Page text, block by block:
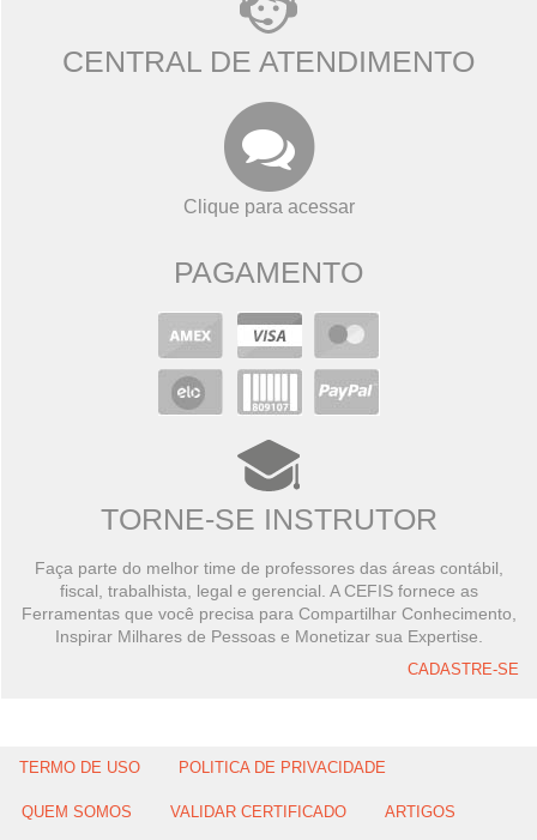
CENTRAL DE ATENDIMENTO
Clique para acessar
PAGAMENTO
TORNE-SE INSTRUTOR
Faça parte do melhor time de professores das áreas contábil,
fiscal, trabalhista, legal e gerencial. A CEFIS fornece as
Ferramentas que você precisa para Compartilhar Conhecimento,
Inspirar Milhares de Pessoas e Monetizar sua Expertise.
CADASTRE-SE
TERMO DE USO POLITICA DE PRIVACIDADE
QUEM SOMOS VALIDAR CERTIFICADO ARTIGOS